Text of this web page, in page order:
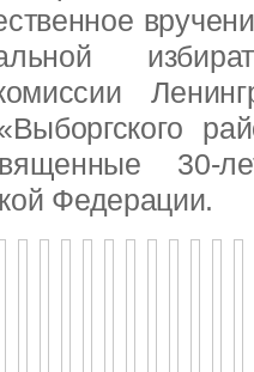
30-
Федерации.